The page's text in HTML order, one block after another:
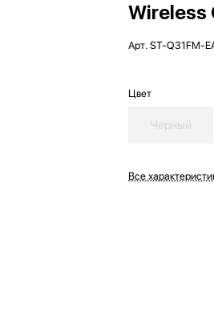
Wireless
Арт.ST-Q31FM-
Цвет
Черный
Все